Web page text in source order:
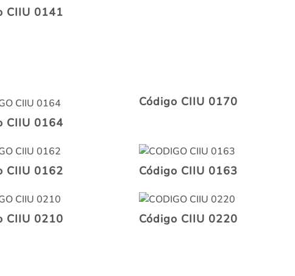
CIIU 0141
CIIU 0164
Código CIIU 0170
CIIU 0162 Código CIIU 0163
CIIU 0210 Código CIIU 0220